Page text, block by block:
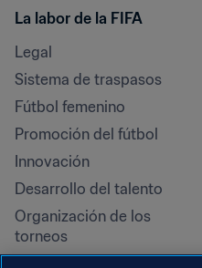
La labor de la FIFA
Legal
Sistema de traspasos
Fútbol femenino
Promoción del fútbol
Innovación
Desarrollo del talento
Organización de los
torneos